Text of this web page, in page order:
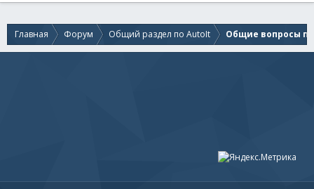
Главная Форум Общий раздел по AutoIt Общие вопросы